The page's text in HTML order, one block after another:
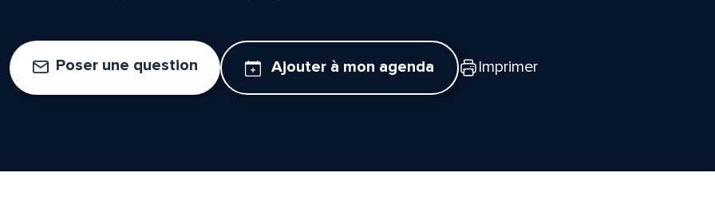
Poser une question Ajouter à mon agenda Imprimer